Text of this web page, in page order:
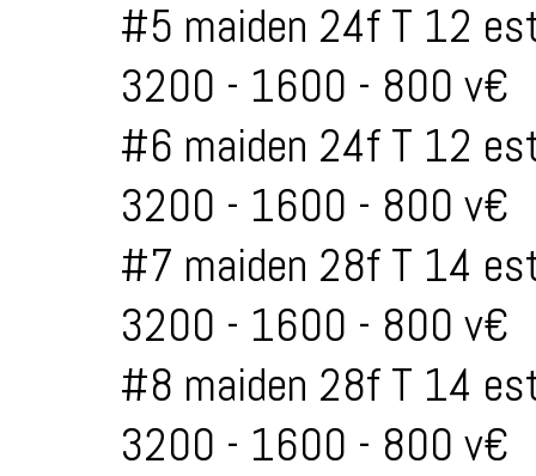
#5 maiden 24f T 12
3200 - 1600 - 800 v€
#6 maiden 24f T 12
3200 - 1600 - 800 v€
#7 maiden 28f T 14
3200 - 1600 - 800 v€
#8 maiden 28f T 14
3200 - 1600 - 800 v€